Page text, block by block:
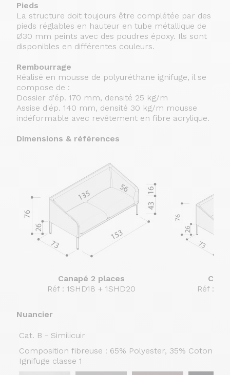
Pieds
La structure doit toujours être complétée par des
pieds réglables en hauteur en tube métallique de
Ø30 mm peints avec des poudres époxy. Ils sont
disponibles en différentes couleurs.
Rembourrage
Réalisé en mousse de polyuréthane ignifuge, il se
compose de :
Dossier d'ép. 170 mm, densité 25 kg/m
Assise d'ép. 140 mm, densité 30 kg/m mousse
indéformable avec revêtement en fibre acrylique.
Dimensions & références
Canapé 2 places
Réf : 1SHD18 + 1SHD20
Réf :
Nuancier
Cat. B - Similicuir
Composition fibreuse : 65% Polyester, 35% Coton -
Ignifuge classe 1